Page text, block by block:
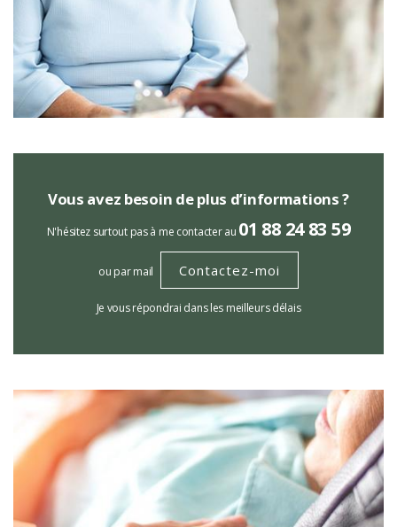
Vous avez besoin de plus d’informations ?
N'hésitez surtout pas à me contacter au 01 88 24 83 59
ou par mail Contactez-moi
Je vous répondrai dans les meilleurs délais